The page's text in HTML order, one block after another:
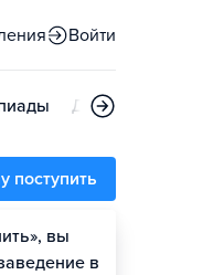
Войти
Дни открытых
поступить
вы
в
шансы